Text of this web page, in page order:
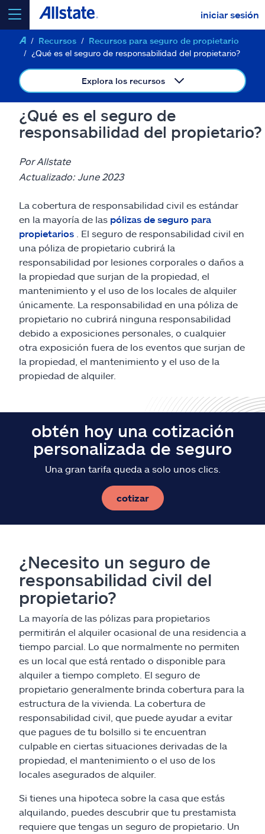
iniciar sesión
seleccionar un producto paracotizar
Select a Product
ir
Seguros y más
Recursos
Reclamos
Asistencia y apoyo
Buscar agente
Explore Allstate
English
Recursos
Recursos para seguro de propietario
¿Qué es el seguro de responsabilidad del propietario?
Explora los recursos
¿Qué es el seguro de
responsabilidad del propietario?
Por Allstate
Actualizado: June 2023
La cobertura de responsabilidad civil es estándar
en la mayoría de las pólizas de seguro para
propietarios . El seguro de responsabilidad civil en
una póliza de propietario cubrirá la
responsabilidad por lesiones corporales o daños a
la propiedad que surjan de la propiedad, el
mantenimiento y el uso de los locales de alquiler
únicamente. La responsabilidad en una póliza de
propietario no cubrirá ninguna responsabilidad
debido a exposiciones personales, o cualquier
otra exposición fuera de los eventos que surjan de
la propiedad, el mantenimiento y el uso de la
propiedad de alquiler.
obtén hoy una cotización
personalizada de seguro
Una gran tarifa queda a solo unos clics.
cotizar
¿Necesito un seguro de
responsabilidad civil del
propietario?
La mayoría de las pólizas para propietarios
permitirán el alquiler ocasional de una residencia a
tiempo parcial. Lo que normalmente no permiten
es un local que está rentado o disponible para
alquiler a tiempo completo. El seguro de
propietario generalmente brinda cobertura para la
estructura de la vivienda. La cobertura de
responsabilidad civil, que puede ayudar a evitar
que pagues de tu bolsillo si te encuentran
culpable en ciertas situaciones derivadas de la
propiedad, el mantenimiento o el uso de los
locales asegurados de alquiler.
Si tienes una hipoteca sobre la casa que estás
alquilando, puedes descubrir que tu prestamista
requiere que tengas un seguro de propietario. Un